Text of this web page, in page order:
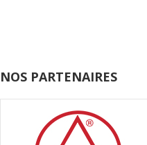
NOS PARTENAIRES